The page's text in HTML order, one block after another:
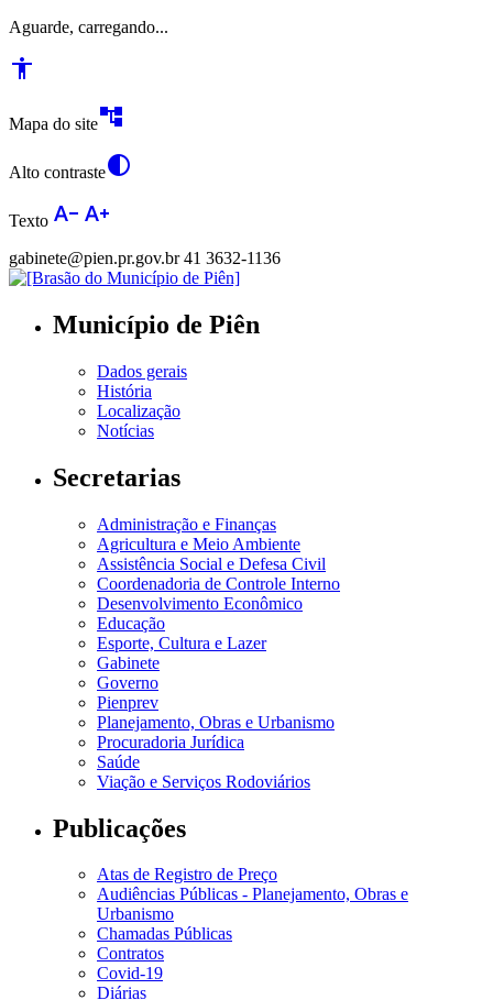
Aguarde, carregando...
accessibility
Mapa do siteaccount_tree
Alto contrastecontrast
Texto text_decrease text_increase
gabinete@pien.pr.gov.br 41 3632-1136
Município de Piên
Dados gerais
História
Localização
Notícias
Secretarias
Administração e Finanças
Agricultura e Meio Ambiente
Assistência Social e Defesa Civil
Coordenadoria de Controle Interno
Desenvolvimento Econômico
Educação
Esporte, Cultura e Lazer
Gabinete
Governo
Pienprev
Planejamento, Obras e Urbanismo
Procuradoria Jurídica
Saúde
Viação e Serviços Rodoviários
Publicações
Atas de Registro de Preço
Audiências Públicas - Planejamento, Obras e
Urbanismo
Chamadas Públicas
Contratos
Covid-19
Diárias